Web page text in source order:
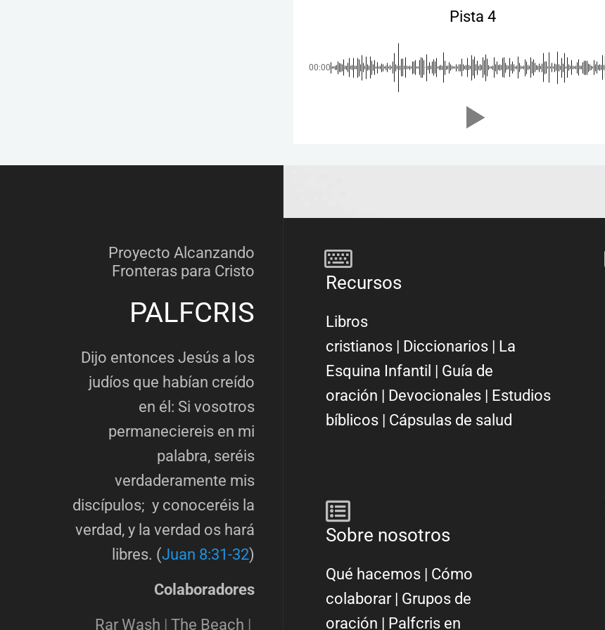
Pista 4
00:00
Proyecto Alcanzando
Fronteras para Cristo
PALFCRIS
Dijo entonces Jesús a los
judíos que habían creído
en él: Si vosotros
permaneciereis en mi
palabra, seréis
verdaderamente mis
discípulos; y conoceréis la
verdad, y la verdad os hará
libres. (Juan 8:31-32)
Colaboradores
Rar Wash
The Beach
Recursos
Libros
cristianos| Diccionarios| La
Esquina Infantil | Guía de
oración | Devocionales| Estudios
bíblicos| Cápsulas de salud
Sobre nosotros
Qué hacemos| Cómo
colaborar| Grupos de
oración | Palfcris en